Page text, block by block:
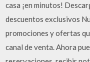
casa ¡en minutos!
descuentos exclusivos
promociones y ofertas
canal de venta. Ahora